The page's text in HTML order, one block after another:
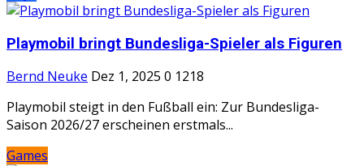
Playmobil bringt Bundesliga-Spieler als Figuren
Bernd Neuke Dez 1, 2025 0 1218
Playmobil steigt in den Fußball ein: Zur Bundesliga-
Saison 2026/27 erscheinen erstmals...
Games